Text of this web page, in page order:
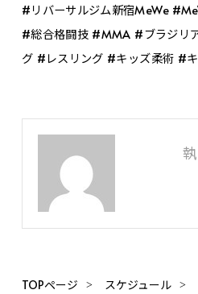
#リバーサルジム新宿MeWe
#総合格闘技 #MMA #ブラジリ
グ #レスリング #キッズ柔術 #
TOPページ スケジュール